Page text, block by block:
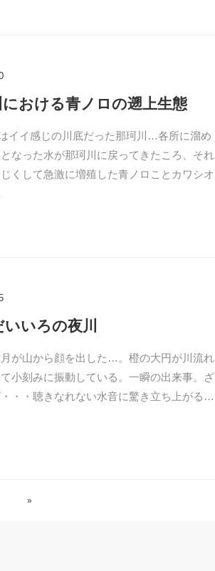
における青ノロの遡上生態
イイ感じの川底だった那珂川…各所に溜め
なった水が那珂川に戻ってきたころ、それ
くして急激に増殖した青ノロことカワシオ
いろの夜川
が山から顔を出した…。橙の大円が川流れ
小刻みに振動している。一瞬の出来事。ざ
・・聴きなれない水音に驚き立ち上がる…
»